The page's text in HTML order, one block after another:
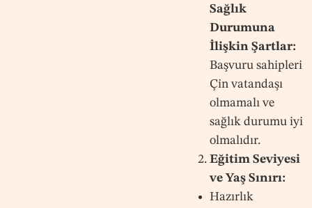
Sağlık
Durumuna
İlişkin Şartlar:
Başvuru sahipleri
Çin vatandaşı
olmamalı ve
sağlık durumu iyi
olmalıdır.
Eğitim Seviyesi
ve Yaş Sınırı:
Hazırlık